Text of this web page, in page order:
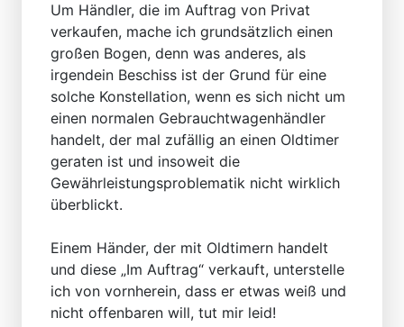
Um Händler, die im Auftrag von Privat
verkaufen, mache ich grundsätzlich einen
großen Bogen, denn was anderes, als
irgendein Beschiss ist der Grund für eine
solche Konstellation, wenn es sich nicht um
einen normalen Gebrauchtwagenhändler
handelt, der mal zufällig an einen Oldtimer
geraten ist und insoweit die
Gewährleistungsproblematik nicht wirklich
überblickt.
Einem Händer, der mit Oldtimern handelt
und diese „Im Auftrag“ verkauft, unterstelle
ich von vornherein, dass er etwas weiß und
nicht offenbaren will, tut mir leid!